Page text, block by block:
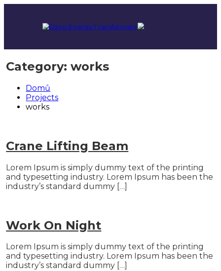
Energo
Výrobce
českých
transformátorů.
Category:works
Domů
Projects
works
Crane Lifting Beam
Lorem Ipsum is simply dummy text of the printing
and typesetting industry. Lorem Ipsum has been the
industry’s standard dummy […]
Work On Night
Lorem Ipsum is simply dummy text of the printing
and typesetting industry. Lorem Ipsum has been the
industry’s standard dummy […]